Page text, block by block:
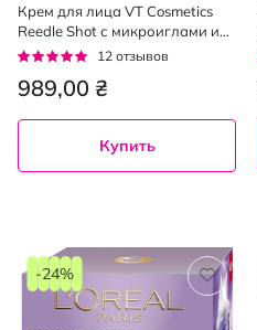
Крем для лица VT Cosmetics
Reedle Shot с микроиглами и
эффектом лифтинга 50 мл
Рейтинг:
12 отзывов
989,00 ₴
Купить
-24%